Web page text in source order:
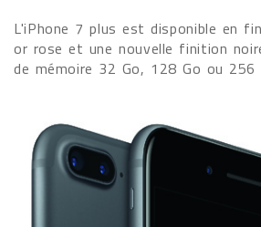
L'iPhone 7 plus est disponible en
or rose et une nouvelle finition
de mémoire 32 Go, 128 Go ou 256